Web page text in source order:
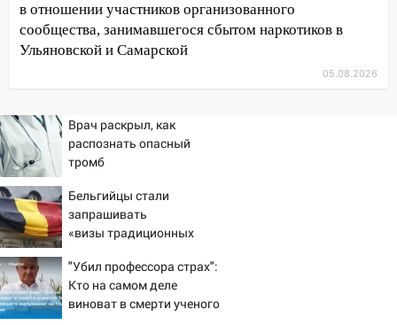
08:27 Ульяновская полиция получила
один из шести уникальных автомобилей
в России
погода в Ульяновске днем 5 августа
06:10
Двое мигрантов изнасиловали 13-
летнюю девочку в центре Ульяновска
06:00
Мертвеца выкопали, посадили в
мешок и попытались утопить в Волге
05:30
опасный день августа: что ждет каждый
знак 5 августа
04.08.2026
в отношении участников организованного
сообщества, занимавшегося сбытом наркотиков в
Ульяновской и Самарской
05.08.2026
Врач раскрыл, как
распознать опасный
тромб
Бельгийцы стали
запрашивать
«визы традиционных
РФ
"Убил профессора страх":
Кто на самом деле
виноват в смерти ученого